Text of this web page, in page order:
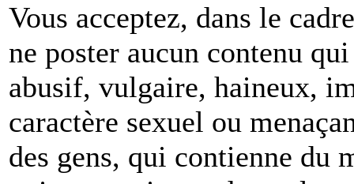
Vous acceptez, dans le
ne poster aucun contenu
abusif, vulgaire, haineux,
caractère sexuel ou
des gens, qui contienne du